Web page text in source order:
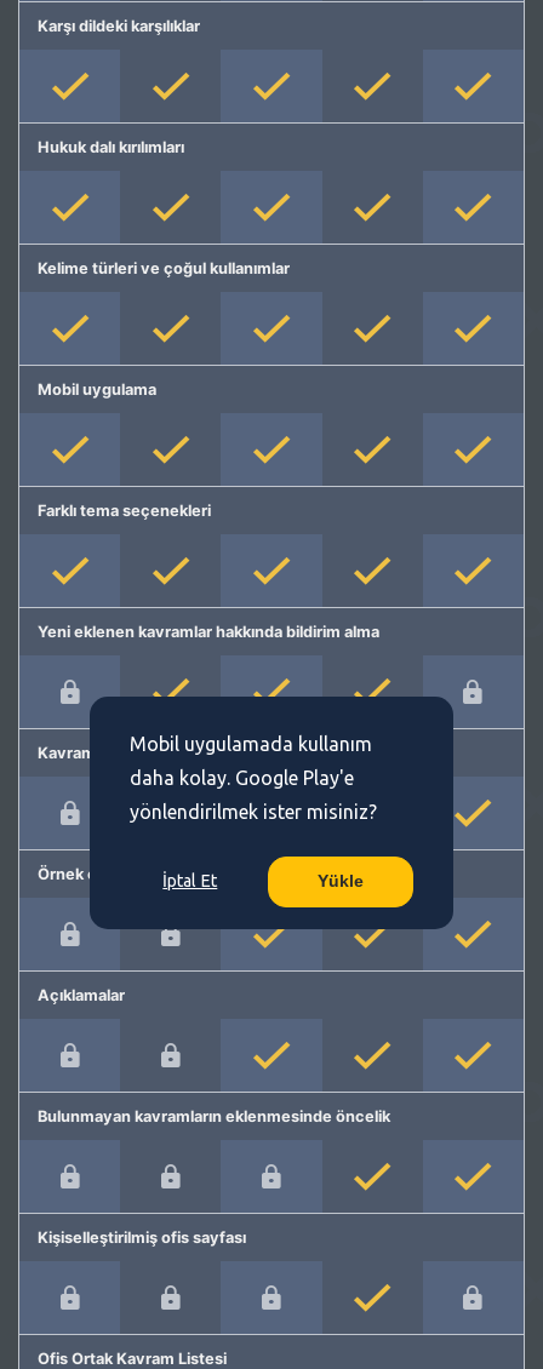
Karşı dildeki karşılıklar
Hukuk dalı kırılımları
Kelime türleri ve çoğul kullanımlar
Mobil uygulama
Farklı tema seçenekleri
Yeni eklenen kavramlar hakkında bildirim alma
Kavram önerme
Örnek cümleler
Açıklamalar
Bulunmayan kavramların eklenmesinde öncelik
Kişiselleştirilmiş ofis sayfası
Ofis Ortak Kavram Listesi
Mobil uygulamada kullanım
daha kolay. Google Play'e
yönlendirilmek ister misiniz?
İptal Et Yükle